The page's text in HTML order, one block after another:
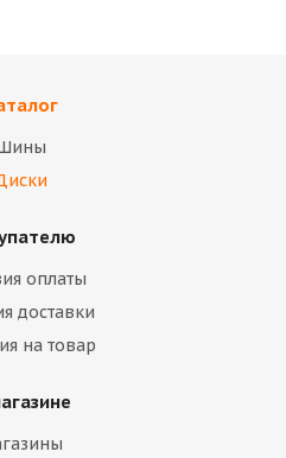
оплаты
доставки
на товар